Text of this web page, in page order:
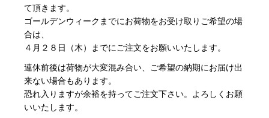
て頂きます。
ゴールデンウィークまでにお荷物をお受け取りご希望の場
合は、
４月２８日（木）までにご注文をお願いいたします。
連休前後は荷物が大変混み合い、ご希望の納期にお届け出
来ない場合もあります。
恐れ入りますが余裕を持ってご注文下さい。よろしくお願
いいたします。